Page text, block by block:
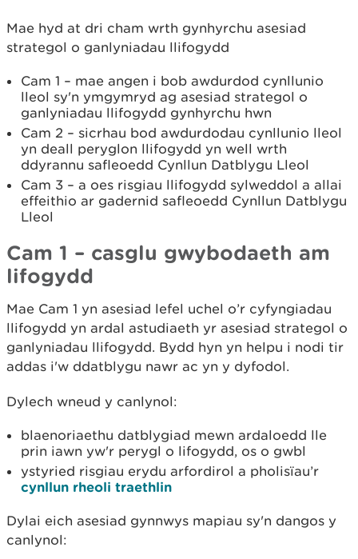
Mae hyd at dri cham wrth gynhyrchu asesiad
strategol o ganlyniadau llifogydd
Cam 1 – mae angen i bob awdurdod cynllunio
lleol sy'n ymgymryd ag asesiad strategol o
ganlyniadau llifogydd gynhyrchu hwn
Cam 2 – sicrhau bod awdurdodau cynllunio lleol
yn deall peryglon llifogydd yn well wrth
ddyrannu safleoedd Cynllun Datblygu Lleol
Cam 3 – a oes risgiau llifogydd sylweddol a allai
effeithio ar gadernid safleoedd Cynllun Datblygu
Lleol
Cam 1 – casglu gwybodaeth am
lifogydd
Mae Cam 1 yn asesiad lefel uchel o’r cyfyngiadau
llifogydd yn ardal astudiaeth yr asesiad strategol o
ganlyniadau llifogydd. Bydd hyn yn helpu i nodi tir
addas i'w ddatblygu nawr ac yn y dyfodol.
Dylech wneud y canlynol:
blaenoriaethu datblygiad mewn ardaloedd lle
prin iawn yw'r perygl o lifogydd, os o gwbl
ystyried risgiau erydu arfordirol a pholisïau’r
cynllun rheoli traethlin
Dylai eich asesiad gynnwys mapiau sy'n dangos y
canlynol: